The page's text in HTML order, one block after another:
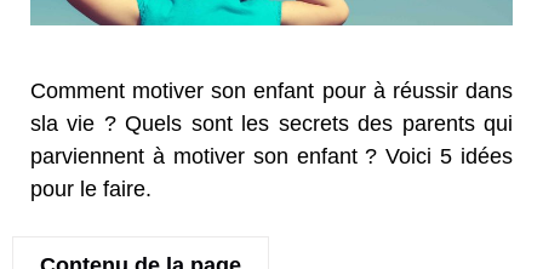
Comment motiver son enfant pour à réussir dans
sla vie ? Quels sont les secrets des parents qui
parviennent à motiver son enfant ? Voici 5 idées
pour le faire.